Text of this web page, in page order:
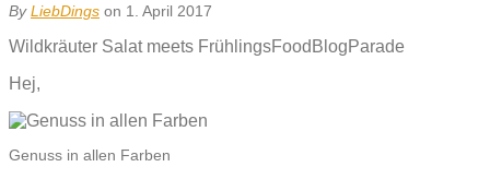
ByLiebDings on 1. April 2017
Wildkräuter Salat meets FrühlingsFoodBlogParade
Hej,
Genuss in allen Farben